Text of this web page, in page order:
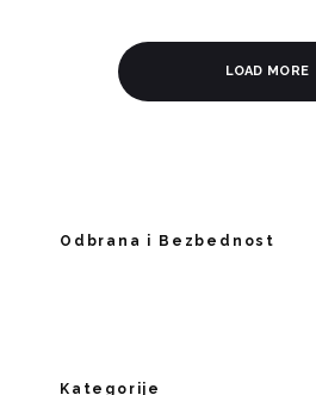
LOAD MORE
Odbrana i Bezbednost
Kategorije